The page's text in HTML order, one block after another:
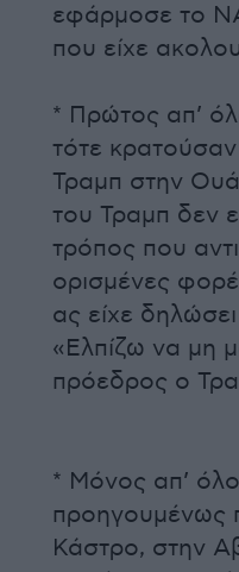
εφάρμοσε το
που είχε
* Πρώτος απ’
τότε
Τραμπ στην
του Τραμπ δεν
τρόπος που
ορισμένες
ας είχε
«Ελπίζω να μη
πρόεδρος ο
* Μόνος απ’
προηγουμένως
Κάστρο, στην